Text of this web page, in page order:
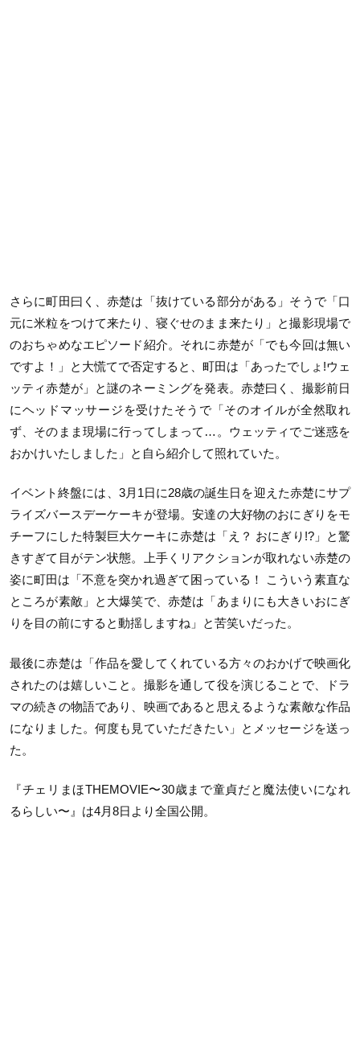
さらに町田曰く、赤楚は「抜けている部分がある」そうで「口
元に米粒をつけて来たり、寝ぐせのまま来たり」と撮影現場で
のおちゃめなエピソード紹介。それに赤楚が「でも今回は無い
ですよ！」と大慌てで否定すると、町田は「あったでしょ!ウェ
ッティ赤楚が」と謎のネーミングを発表。赤楚曰く、撮影前日
にヘッドマッサージを受けたそうで「そのオイルが全然取れ
ず、そのまま現場に行ってしまって…。ウェッティでご迷惑を
おかけいたしました」と自ら紹介して照れていた。
イベント終盤には、3月1日に28歳の誕生日を迎えた赤楚にサプ
ライズバースデーケーキが登場。安達の大好物のおにぎりをモ
チーフにした特製巨大ケーキに赤楚は「え？ おにぎり!?」と驚
きすぎて目がテン状態。上手くリアクションが取れない赤楚の
姿に町田は「不意を突かれ過ぎて困っている！ こういう素直な
ところが素敵」と大爆笑で、赤楚は「あまりにも大きいおにぎ
りを目の前にすると動揺しますね」と苦笑いだった。
最後に赤楚は「作品を愛してくれている方々のおかげで映画化
されたのは嬉しいこと。撮影を通して役を演じることで、ドラ
マの続きの物語であり、映画であると思えるような素敵な作品
になりました。何度も見ていただきたい」とメッセージを送っ
た。
『チェリまほTHEMOVIE〜30歳まで童貞だと魔法使いになれ
るらしい〜』は4月8日より全国公開。